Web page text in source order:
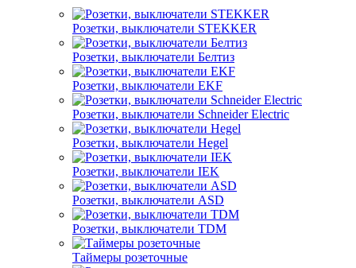
Розетки, выключатели STEKKER
Розетки, выключатели Белтиз
Розетки, выключатели EKF
Розетки, выключатели Schneider Electric
Розетки, выключатели Hegel
Розетки, выключатели IEK
Розетки, выключатели ASD
Розетки, выключатели TDM
Таймеры розеточные